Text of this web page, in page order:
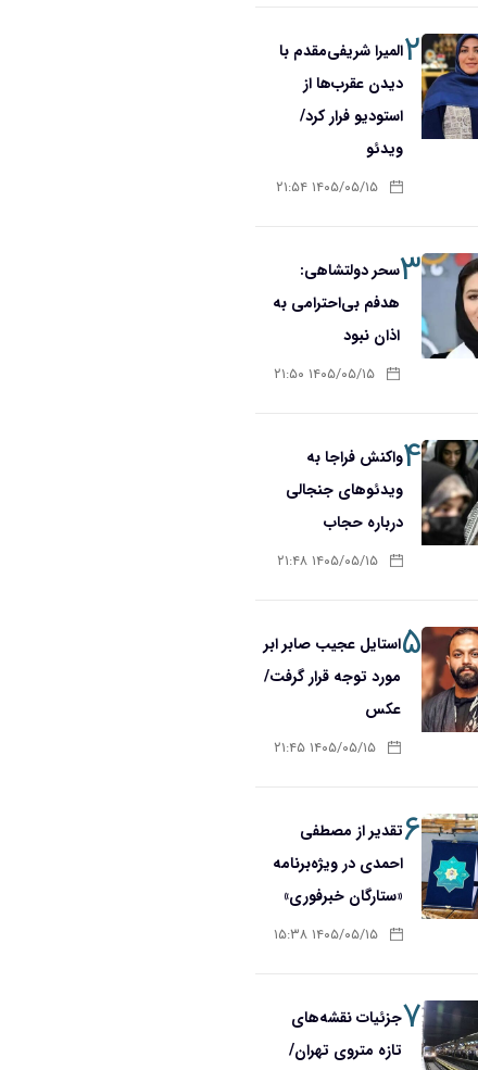
۲المیرا شریفی‌مقدم با
دیدن عقرب‌ها از
استودیو فرار کرد/
ویدئو
۱۴۰۵/۰۵/۱۵ ۲۱:۵۴
۳سحر دولتشاهی:
هدفم بی‌احترامی به
اذان نبود
۱۴۰۵/۰۵/۱۵ ۲۱:۵۰
۴واکنش فراجا به
ویدئوهای جنجالی
درباره حجاب
۱۴۰۵/۰۵/۱۵ ۲۱:۴۸
۵استایل عجیب صابر ابر
مورد توجه قرار گرفت/
عکس
۱۴۰۵/۰۵/۱۵ ۲۱:۴۵
۶تقدیر از مصطفی
احمدی در ویژه‌برنامه
«ستارگان خبرفوری»
۱۴۰۵/۰۵/۱۵ ۱۵:۳۸
۷جزئیات نقشه‌های
تازه متروی تهران/